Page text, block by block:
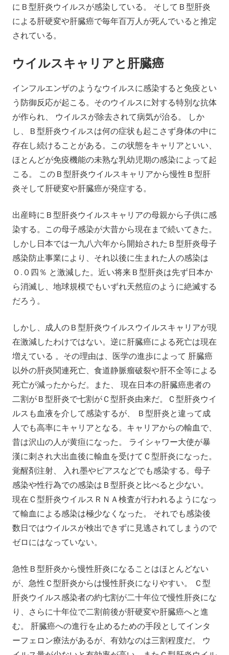
にＢ型肝炎ウイルスが感染している。 そしてＢ型肝炎
による肝硬変や肝臓癌で毎年百万人が死んでいると推定
されている。
ウイルスキャリアと肝臓癌
インフルエンザのようなウイルスに感染すると免疫とい
う防御反応が起こる。そのウイルスに対する特別な抗体
が作られ、 ウイルスが除去されて病気が治る。 しか
し、Ｂ型肝炎ウイルスは何の症状も起こさず身体の中に
存在し続けることがある。この状態をキャリアといい、
ほとんどが免疫機能の未熟な乳幼児期の感染によって起
こる。 このＢ型肝炎ウイルスキャリアから慢性Ｂ型肝
炎そして肝硬変や肝臓癌が発症する。
出産時にＢ型肝炎ウイルスキャリアの母親から子供に感
染する。この母子感染が大昔から現在まで続いてきた。
しかし日本では一九八六年から開始されたＢ型肝炎母子
感染防止事業により、それ以後に生まれた人の感染は
０.０四％ と激減した。近い将来Ｂ型肝炎は先ず日本か
ら消滅し、地球規模でもいずれ天然痘のように絶滅する
だろう。
しかし、成人のＢ型肝炎ウイルスウイルスキャリアが現
在激減したわけではない。逆に肝臓癌による死亡は現在
増えている 。その理由は、医学の進歩によって 肝臓癌
以外の肝炎関連死亡、食道静脈瘤破裂や肝不全等による
死亡が減ったからだ。また、 現在日本の肝臓癌患者の
二割がＢ型肝炎で七割がＣ型肝炎由来だ。Ｃ型肝炎ウイ
ルスも血液を介して感染するが、 Ｂ型肝炎と違って成
人でも高率にキャリアとなる。キャリアからの輸血で、
昔は沢山の人が黄疸になった。 ライシャワー大使が暴
漢に刺され大出血後に輸血を受けてＣ型肝炎になった。
覚醒剤注射、 入れ墨やピアスなどでも感染する。母子
感染や性行為での感染はＢ型肝炎と比べると少ない。
現在Ｃ型肝炎ウイルスＲＮＡ検査が行われるようになっ
て輸血による感染は極少なくなった。 それでも感染後
数日ではウイルスが検出できずに見逃されてしまうので
ゼロにはなっていない。
急性Ｂ型肝炎から慢性肝炎になることはほとんどない
が、急性Ｃ型肝炎からは慢性肝炎になりやすい。 Ｃ型
肝炎ウイルス感染者の約七割が二十年位で慢性肝炎にな
り、さらに十年位で二割前後が肝硬変や肝臓癌へと進
む。 肝臓癌への進行を止めるための手段としてインタ
ーフェロン療法があるが、有効なのは三割程度だ。 ウ